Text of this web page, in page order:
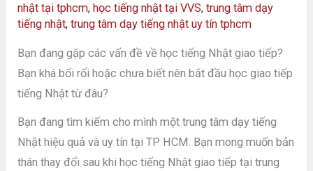
nhật tại tphcm,học tiếng nhật tại VVS,trung tâm dạy
tiếng nhật,trung tâm dạy tiếng nhật uy tín tphcm
Bạn đang gặp các vấn đề về học tiếng Nhật giao tiếp?
Bạn khá bối rối hoặc chưa biết nên bắt đầu học giao tiếp
tiếng Nhật từ đâu?
Bạn đang tìm kiếm cho mình một trung tâm dạy tiếng
Nhật hiệu quả và uy tín tại TP HCM. Bạn mong muốn bản
thân thay đổi sau khi học tiếng Nhật giao tiếp tại trung